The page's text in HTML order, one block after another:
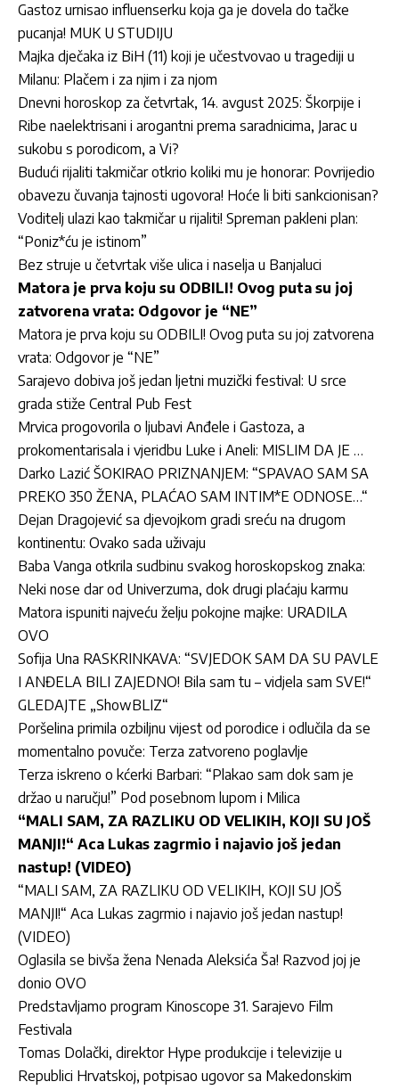
Gastoz urnisao influenserku koja ga je dovela do tačke
pucanja! MUK U STUDIJU
Majka dječaka iz BiH (11) koji je učestvovao u tragediji u
Milanu: Plačem i za njim i za njom
Dnevni horoskop za četvrtak, 14. avgust 2025: Škorpije i
Ribe naelektrisani i arogantni prema saradnicima, Jarac u
sukobu s porodicom, a Vi?
Budući rijaliti takmičar otkrio koliki mu je honorar: Povrijedio
obavezu čuvanja tajnosti ugovora! Hoće li biti sankcionisan?
Voditelj ulazi kao takmičar u rijaliti! Spreman pakleni plan:
“Poniz*ću je istinom”
Bez struje u četvrtak više ulica i naselja u Banjaluci
Matora je prva koju su ODBILI! Ovog puta su joj
zatvorena vrata: Odgovor je “NE”
Matora je prva koju su ODBILI! Ovog puta su joj zatvorena
vrata: Odgovor je “NE”
Sarajevo dobiva još jedan ljetni muzički festival: U srce
grada stiže Central Pub Fest
Mrvica progovorila o ljubavi Anđele i Gastoza, a
prokomentarisala i vjeridbu Luke i Aneli: MISLIM DA JE …
Darko Lazić ŠOKIRAO PRIZNANJEM: “SPAVAO SAM SA
PREKO 350 ŽENA, PLAĆAO SAM INTIM*E ODNOSE…“
Dejan Dragojević sa djevojkom gradi sreću na drugom
kontinentu: Ovako sada uživaju
Baba Vanga otkrila sudbinu svakog horoskopskog znaka:
Neki nose dar od Univerzuma, dok drugi plaćaju karmu
Matora ispuniti najveću želju pokojne majke: URADILA
OVO
Sofija Una RASKRINKAVA: “SVJEDOK SAM DA SU PAVLE
I ANĐELA BILI ZAJEDNO! Bila sam tu – vidjela sam SVE!“
GLEDAJTE „ShowBLIZ“
Poršelina primila ozbiljnu vijest od porodice i odlučila da se
momentalno povuče: Terza zatvoreno poglavlje
Terza iskreno o kćerki Barbari: “Plakao sam dok sam je
držao u naručju!” Pod posebnom lupom i Milica
“MALI SAM, ZA RAZLIKU OD VELIKIH, KOJI SU JOŠ
MANJI!“ Aca Lukas zagrmio i najavio još jedan
nastup! (VIDEO)
“MALI SAM, ZA RAZLIKU OD VELIKIH, KOJI SU JOŠ
MANJI!“ Aca Lukas zagrmio i najavio još jedan nastup!
(VIDEO)
Oglasila se bivša žena Nenada Aleksića Ša! Razvod joj je
donio OVO
Predstavljamo program Kinoscope 31. Sarajevo Film
Festivala
Tomas Dolački, direktor Hype produkcije i televizije u
Republici Hrvatskoj, potpisao ugovor sa Makedonskim